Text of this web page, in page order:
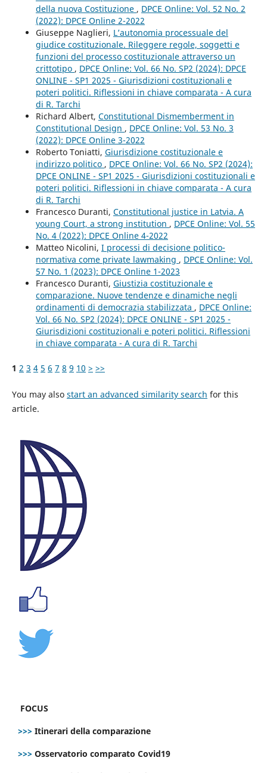
della nuova Costituzione , DPCE Online: Vol. 52 No. 2
(2022): DPCE Online 2-2022
Giuseppe Naglieri, L’autonomia processuale del
giudice costituzionale. Rileggere regole, soggetti e
funzioni del processo costituzionale attraverso un
crittotipo , DPCE Online: Vol. 66 No. SP2 (2024): DPCE
ONLINE - SP1 2025 - Giurisdizioni costituzionali e
poteri politici. Riflessioni in chiave comparata - A cura
di R. Tarchi
Richard Albert, Constitutional Dismemberment in
Constitutional Design , DPCE Online: Vol. 53 No. 3
(2022): DPCE Online 3-2022
Roberto Toniatti, Giurisdizione costituzionale e
indirizzo politico , DPCE Online: Vol. 66 No. SP2 (2024):
DPCE ONLINE - SP1 2025 - Giurisdizioni costituzionali e
poteri politici. Riflessioni in chiave comparata - A cura
di R. Tarchi
Francesco Duranti, Constitutional justice in Latvia. A
young Court, a strong institution , DPCE Online: Vol. 55
No. 4 (2022): DPCE Online 4-2022
Matteo Nicolini, I processi di decisione politico-
normativa come private lawmaking , DPCE Online: Vol.
57 No. 1 (2023): DPCE Online 1-2023
Francesco Duranti, Giustizia costituzionale e
comparazione. Nuove tendenze e dinamiche negli
ordinamenti di democrazia stabilizzata , DPCE Online:
Vol. 66 No. SP2 (2024): DPCE ONLINE - SP1 2025 -
Giurisdizioni costituzionali e poteri politici. Riflessioni
in chiave comparata - A cura di R. Tarchi
1 2 3 4 5 6 7 8 9 10 > >>
You may also start an advanced similarity search for this
article.
FOCUS
>>> Itinerari della comparazione
>>> Osservatorio comparato Covid19